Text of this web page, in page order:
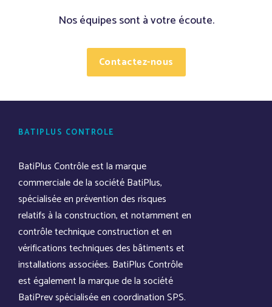
Nos équipes sont à votre écoute.
Contactez-nous
BATIPLUS CONTRÔLE
BatiPlus Contrôle est la marque
commerciale de la société BatiPlus,
spécialisée en prévention des risques
relatifs à la construction, et notamment en
contrôle technique construction et en
vérifications techniques des bâtiments et
installations associées. BatiPlus Contrôle
est également la marque de la société
BatiPrev spécialisée en coordination SPS.